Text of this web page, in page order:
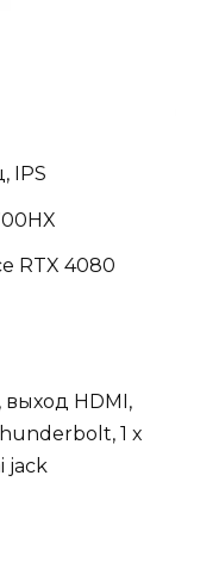
IPS
RTX 4080
HDMI,
1 x
jack